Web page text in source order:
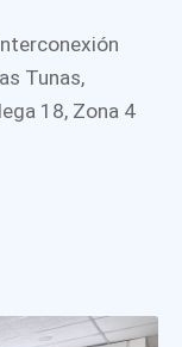
Tunas,
18, Zona 4